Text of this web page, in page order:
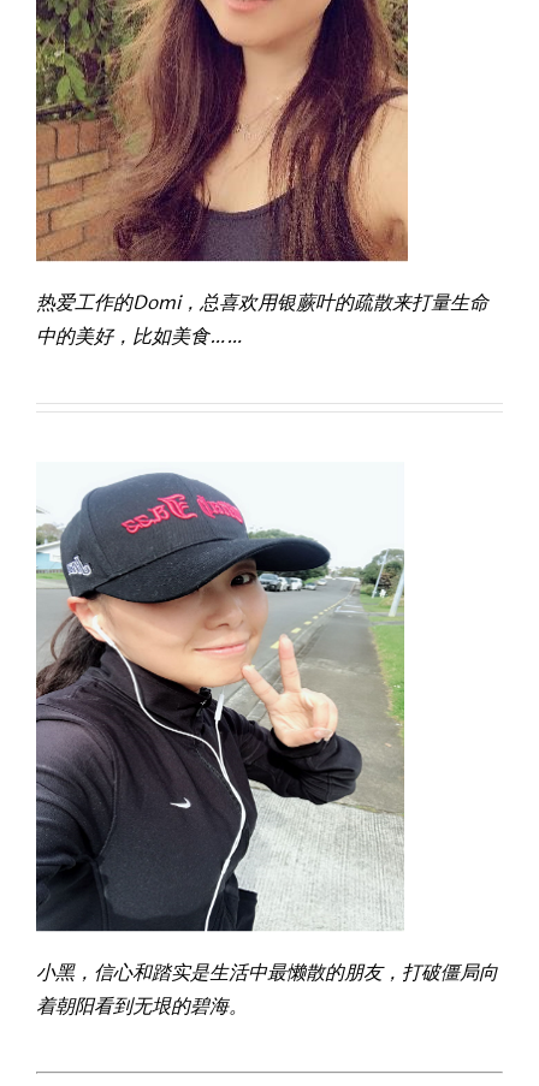
热爱工作的Domi，总喜欢用银蕨叶的疏散来打量生命
中的美好，比如美食……
小黑，信心和踏实是生活中最懒散的朋友，打破僵局向
着朝阳看到无垠的碧海。